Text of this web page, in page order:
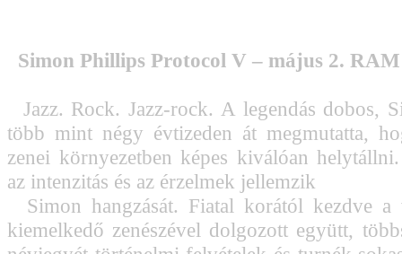
Simon Phillips Protocol V – május 2. RAM
Jazz. Rock. Jazz-rock. A legendás dobos,
több mint négy évtizeden át megmutatta,
zenei környezetben képes kiválóan
az intenzitás és az érzelmek jellemzik
Simon hangzását. Fiatal korától kezdve a
kiemelkedő zenészével dolgozott együtt,